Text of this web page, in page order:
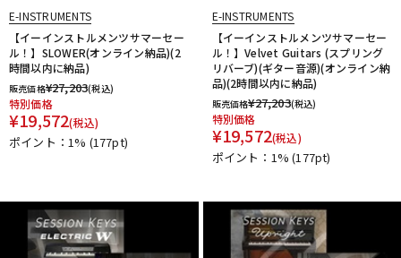
E-INSTRUMENTS
【イーインストルメンツサマーセー
ル！】SLOWER(オンライン納品)(2
時間以内に納品)
販売価格¥27,203(税込)
特別価格
¥19,572(税込)
ポイント：1% (177pt)
E-INSTRUMENTS
【イーインストルメンツサマーセー
ル！】Velvet Guitars (スプリング
リバーブ)(ギター音源)(オンライン納
品)(2時間以内に納品)
販売価格¥27,203(税込)
特別価格
¥19,572(税込)
ポイント：1%(177pt)